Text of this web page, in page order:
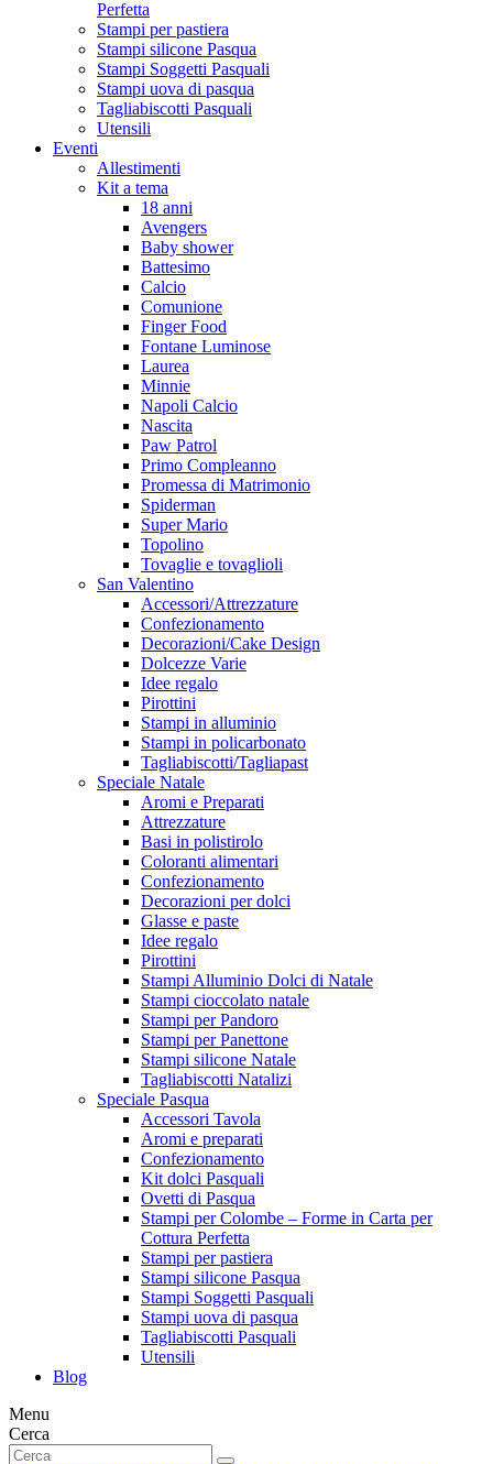
Perfetta
Stampi per pastiera
Stampi silicone Pasqua
Stampi Soggetti Pasquali
Stampi uova di pasqua
Tagliabiscotti Pasquali
Utensili
Eventi
Allestimenti
Kit a tema
18 anni
Avengers
Baby shower
Battesimo
Calcio
Comunione
Finger Food
Fontane Luminose
Laurea
Minnie
Napoli Calcio
Nascita
Paw Patrol
Primo Compleanno
Promessa di Matrimonio
Spiderman
Super Mario
Topolino
Tovaglie e tovaglioli
San Valentino
Accessori/Attrezzature
Confezionamento
Decorazioni/Cake Design
Dolcezze Varie
Idee regalo
Pirottini
Stampi in alluminio
Stampi in policarbonato
Tagliabiscotti/Tagliapast
Speciale Natale
Aromi e Preparati
Attrezzature
Basi in polistirolo
Coloranti alimentari
Confezionamento
Decorazioni per dolci
Glasse e paste
Idee regalo
Pirottini
Stampi Alluminio Dolci di Natale
Stampi cioccolato natale
Stampi per Pandoro
Stampi per Panettone
Stampi silicone Natale
Tagliabiscotti Natalizi
Speciale Pasqua
Accessori Tavola
Aromi e preparati
Confezionamento
Kit dolci Pasquali
Ovetti di Pasqua
Stampi per Colombe – Forme in Carta per
Cottura Perfetta
Stampi per pastiera
Stampi silicone Pasqua
Stampi Soggetti Pasquali
Stampi uova di pasqua
Tagliabiscotti Pasquali
Utensili
Blog
Menu
Cerca